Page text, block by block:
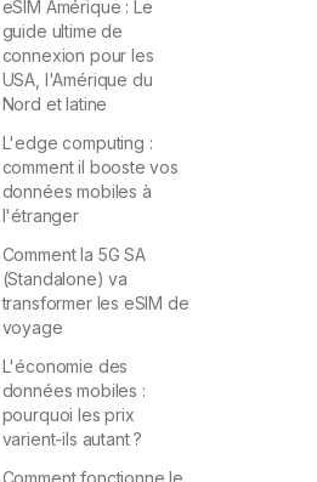
eSIM Amérique : Le
guide ultime de
connexion pour les
USA, l'Amérique du
Nord et latine
L'edge computing :
comment il booste vos
données mobiles à
l'étranger
Comment la 5G SA
(Standalone) va
transformer les eSIM de
voyage
L'économie des
données mobiles :
pourquoi les prix
varient-ils autant ?
Comment fonctionne le